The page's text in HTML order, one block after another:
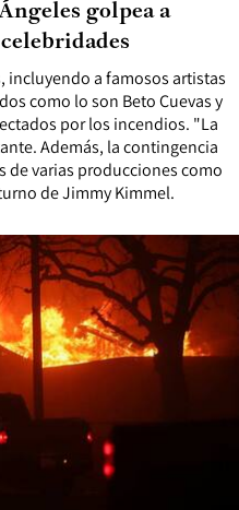
incluyendo a famosos artistas
como lo son Beto Cuevas y
por los incendios. "La
Además, la contingencia
de varias producciones como
de Jimmy Kimmel.
golpea a